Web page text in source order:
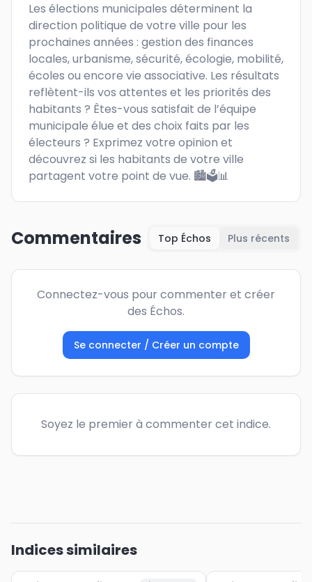
Les élections municipales déterminent la
direction politique de votre ville pour les
prochaines années : gestion des finances
locales, urbanisme, sécurité, écologie, mobilité,
écoles ou encore vie associative. Les résultats
reflètent-ils vos attentes et les priorités des
habitants ? Êtes-vous satisfait de l’équipe
municipale élue et des choix faits par les
électeurs ? Exprimez votre opinion et
découvrez si les habitants de votre ville
partagent votre point de vue. 🏙️🗳️📊
Commentaires Top Échos Plus récents
Connectez-vous pour commenter et créer
des Échos.
Se connecter / Créer un compte
Soyez le premier à commenter cet indice.
Indices similaires